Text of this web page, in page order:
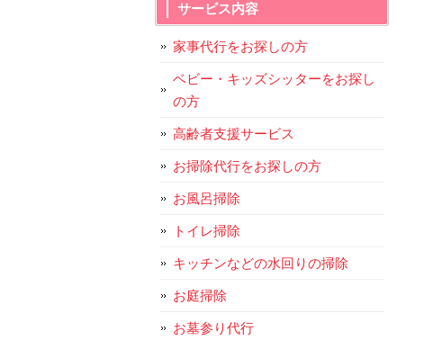
サービス内容
家事代行をお探しの方
ベビー・キッズシッターをお探し
の方
高齢者支援サービス
お掃除代行をお探しの方
お風呂掃除
トイレ掃除
キッチンなどの水回りの掃除
お庭掃除
お墓参り代行